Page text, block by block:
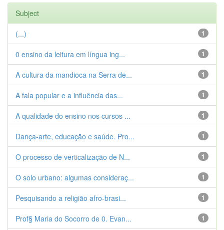
Subject
1
(...)
1
0 ensino da leitura em língua ing...
1
A cultura da mandioca na Serra de...
1
A fala popular e a influência das...
1
A qualidade do ensino nos cursos ...
1
Dança-arte, educação e saúde. Pro...
1
O processo de verticalização de N...
1
O solo urbano: algumas consideraç...
1
Pesquisando a religião afro-brasi...
1
Prof§ Maria do Socorro de 0. Evan...